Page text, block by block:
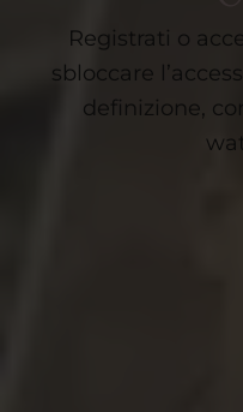
Registrati o
sbloccare
definizione,